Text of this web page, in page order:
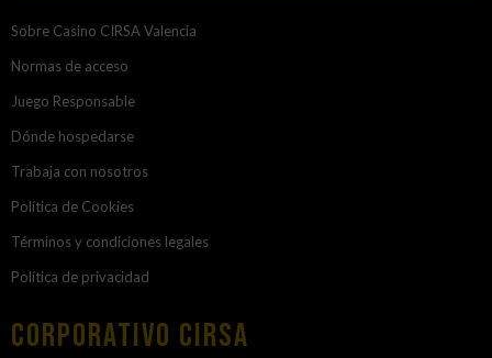
Sobre Casino CIRSA Valencia
Normas de acceso
Juego Responsable
Dónde hospedarse
Trabaja con nosotros
Política de Cookies
Términos y condiciones legales
Política de privacidad
Corporativo Cirsa